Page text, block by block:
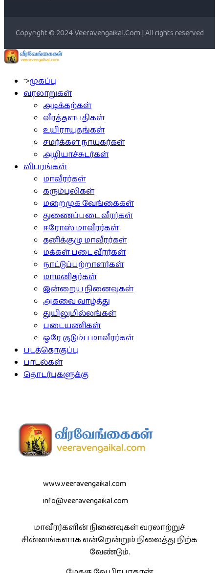
Copyright © 2024 Veeravengaikal.Com | All rights reserved
">முகப்பு
வரலாறுகள்
அடிக்கற்கள்
வீரத்தளபதிகள்
உயிராயுதங்கள்
சமர்க்கள நாயகர்கள்
அழியாச்சுடர்கள்
விபரங்கள்
மாவீரர்கள்
கரும்புலிகள்
மறைமுக வேங்கைகள்
துணைப்படை வீரர்கள்
ஈரோஸ் மாவீரர்கள்
தனிக்குழு மாவீரர்கள்
மக்கள் படை வீரர்கள்
நாட்டுப்பற்றாளர்கள்
மாமனிதர்கள்
இன்றைய நினைவுகள்
அகவை வாழ்த்து
துயிலுமில்லங்கள்
படையணிகள்
ஒரே குடும்ப மாவீரர்கள்
படத்தொகுப்பு
பாடல்கள்
தொடர்புகளுக்கு
www.veeravengaikal.com
info@veeravengaikal.com
மாவீரர்களின் நினைவுகள் வரலாற்றுச்
சின்னங்களாக என்றென்றும் நிலைத்து நிற்க
வேண்டும்.